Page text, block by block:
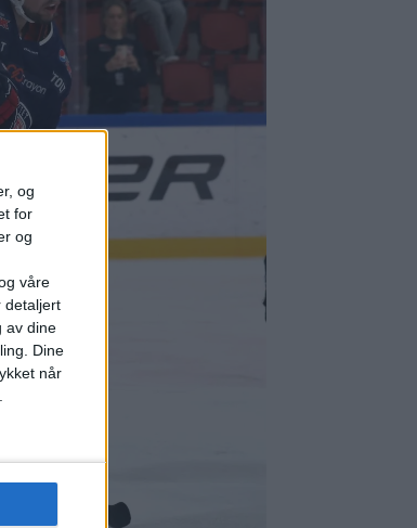
og
for
og
våre
detaljert
av dine
Dine
når